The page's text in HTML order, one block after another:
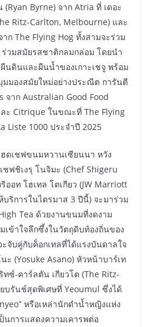
(Ryan Byrne) จาก Atria ที่ เดอะ
Ritz-Carlton, Melbourne) และ
าก The Flying Hog ทั้งสามจะร่วม
วมสมัยรสชาติกลมกล่อม โดยนำ
นดินและผืนน้ำของเกาะเชจู พร้อม
มมองสมัยใหม่อย่างประณีต การันตี
จาก Australian Good Food
ะ Citrique ในขณะที่ The Flying
Liste 1000 ประจำปี 2025
ดเชฟขนมหวานเซียนนา หวัง
ชฟชิเงรุ โนจิมะ (Chef Shigeru
ออท โฮเทล โตเกียว (JW Marriott
บริการในไตรมาส 3 ปีนี้) จะมาร่วม
Tea ด้วยงานขนมที่งดงาม
เข้าใจลึกซึ้งในวัตถุดิบท้องถิ่นของ
จับคู่กับค็อกเทลที่ได้แรงบันดาลใจ
ะ (Yosuke Asano) หัวหน้าบาร์เท
ทซ์-คาร์ลตัน เกียวโต (The Ritz-
บรันช์สุดพิเศษที่ Yeoumul ซึ่งได้
หรือเหล่านักดำน้ำหญิงแห่ง
นการแสดงความเคารพต่อ